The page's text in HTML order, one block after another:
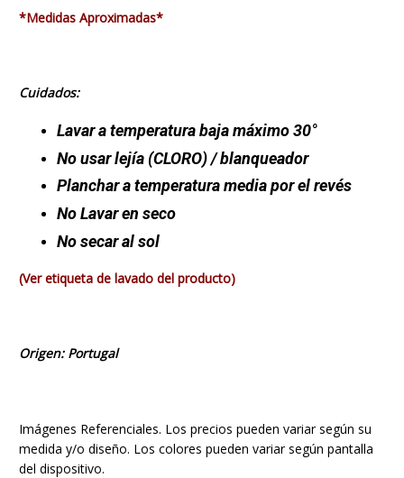
*Medidas Aproximadas*
Cuidados:
Lavar a temperatura baja máximo 30°
No usar lejía (CLORO)/ blanqueador
Planchar a temperatura media por el revés
No Lavar en seco
No secar al sol
(Ver etiqueta de lavado del producto)
Origen: Portugal
Imágenes Referenciales. Los precios pueden variar según su
medida y/o diseño. Los colores pueden variar según pantalla
del dispositivo.